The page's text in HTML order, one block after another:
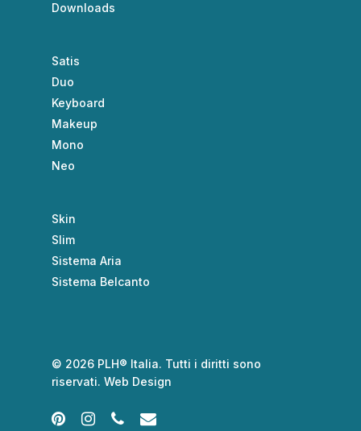
Downloads
Satis
Duo
Keyboard
Makeup
Mono
Neo
Skin
Slim
Sistema Aria
Sistema Belcanto
© 2026 PLH® Italia. Tutti i diritti sono
riservati. Web Design